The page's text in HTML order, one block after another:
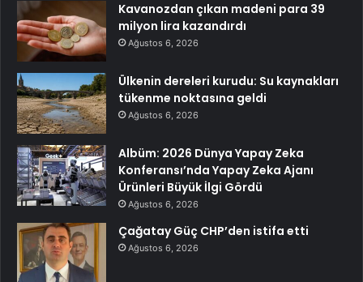
Kavanozdan çıkan madeni para 39
milyon lira kazandırdı
Ağustos 6, 2026
Ülkenin dereleri kurudu: Su kaynakları
tükenme noktasına geldi
Ağustos 6, 2026
Albüm: 2026 Dünya Yapay Zeka
Konferansı’nda Yapay Zeka Ajanı
Ürünleri Büyük İlgi Gördü
Ağustos 6, 2026
Çağatay Güç CHP’den istifa etti
Ağustos 6, 2026